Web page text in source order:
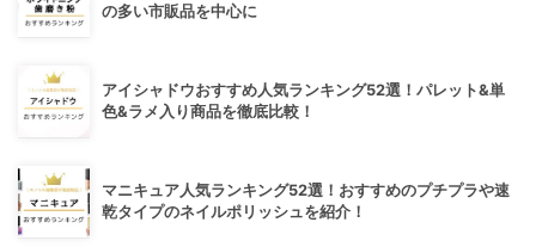
の多い市販品を中心に
アイシャドウおすすめ人気ランキング52選！パレット&単
色&ラメ入り商品を徹底比較！
マニキュア人気ランキング52選！おすすめのプチプラや速
乾タイプのネイルポリッシュを紹介！